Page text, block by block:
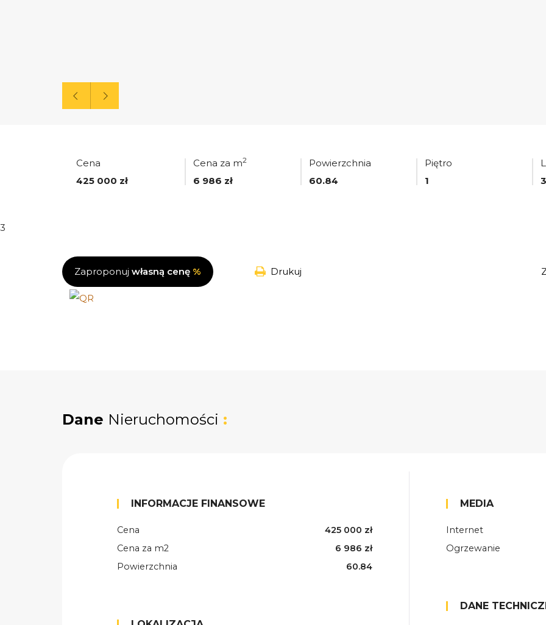
Cena
425 000 zł
Cena za m2
6 986 zł
Powierzchnia
60.84
Piętro
1
3
3
Zaproponuj własną cenę % Drukuj
Dane Nieruchomości :
INFORMACJE FINANSOWE
Cena
425 000 zł
Cena za m2
6 986 zł
Powierzchnia
60.84
MEDIA
Internet
Ogrzewanie
DANE